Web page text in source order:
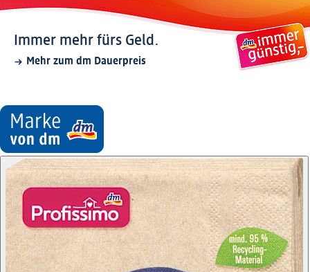
Immer mehr fürs Geld.
Mehr zum dm Dauerpreis